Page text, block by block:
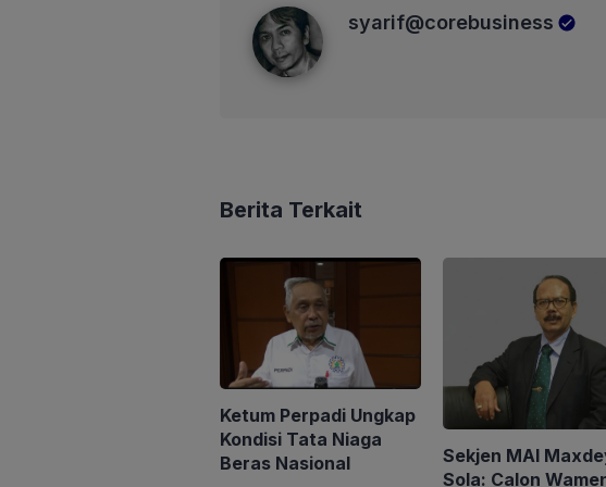
syarif@corebusiness
Berita Terkait
Ketum Perpadi Ungkap
Kondisi Tata Niaga
Beras Nasional
Sekjen MAI
Sola: Calon